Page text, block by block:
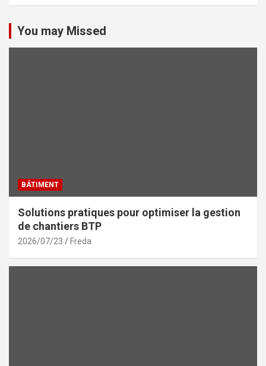
You may Missed
BÂTIMENT
Solutions pratiques pour optimiser la gestion
de chantiers BTP
2026/07/23 Freda